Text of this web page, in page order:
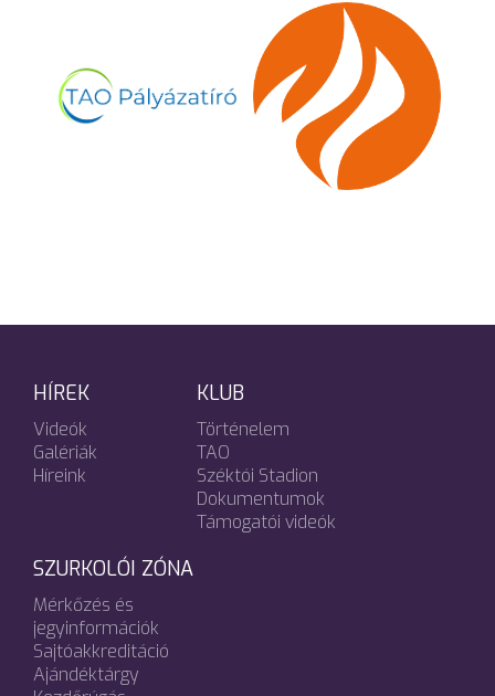
HÍREK
Videók
Galériák
Híreink
KLUB
Történelem
TAO
Széktói Stadion
Dokumentumok
Támogatói videók
SZURKOLÓI ZÓNA
Mérkőzés és
jegyinformációk
Sajtóakkreditáció
Ajándéktárgy